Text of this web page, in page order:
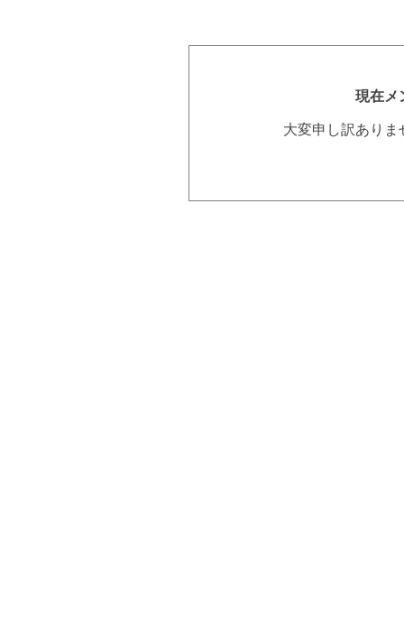
現在メ
大変申し訳あり